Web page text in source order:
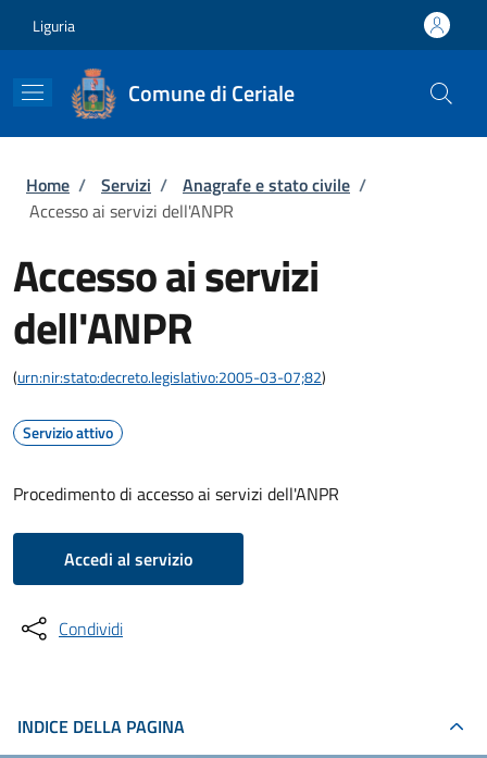
Liguria
Comune di Ceriale
Briciole di pane
Home / Servizi / Anagrafe e stato civile /
Accesso ai servizi dell'ANPR
Accesso ai servizi
dell'ANPR
(urn:nir:stato:decreto.legislativo:2005-03-07;82)
Servizio attivo
Procedimento di accesso ai servizi dell'ANPR
Accedi al servizio
Condividi
INDICE DELLA PAGINA